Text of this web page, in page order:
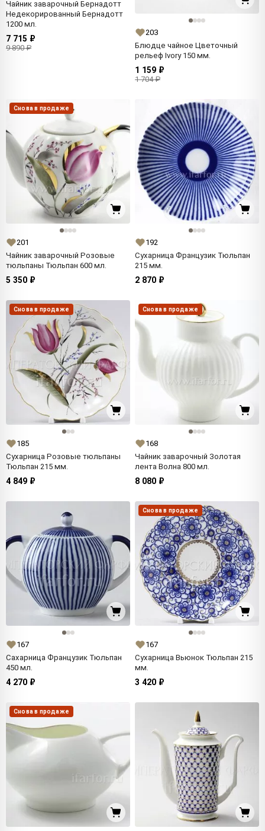
Чайник заварочный Бернадотт
Недекорированный Бернадотт
1200 мл.
7 715 ₽
9 890 ₽
203
Блюдце чайное Цветочный
рельеф Ivory 150 мм.
1 159 ₽
1 704 ₽
Снова в продаже
201
Чайник заварочный Розовые
тюльпаны Тюльпан 600 мл.
5 350 ₽
192
Сухарница Французик Тюльпан
215 мм.
2 870 ₽
Снова в продаже
185
Сухарница Розовые тюльпаны
Тюльпан 215 мм.
4 849 ₽
Снова в продаже
168
Чайник заварочный Золотая
лента Волна 800 мл.
8 080 ₽
167
Сахарница Французик Тюльпан
450 мл.
4 270 ₽
Снова в продаже
167
Сухарница Вьюнок Тюльпан 215
мм.
3 420 ₽
Снова в продаже